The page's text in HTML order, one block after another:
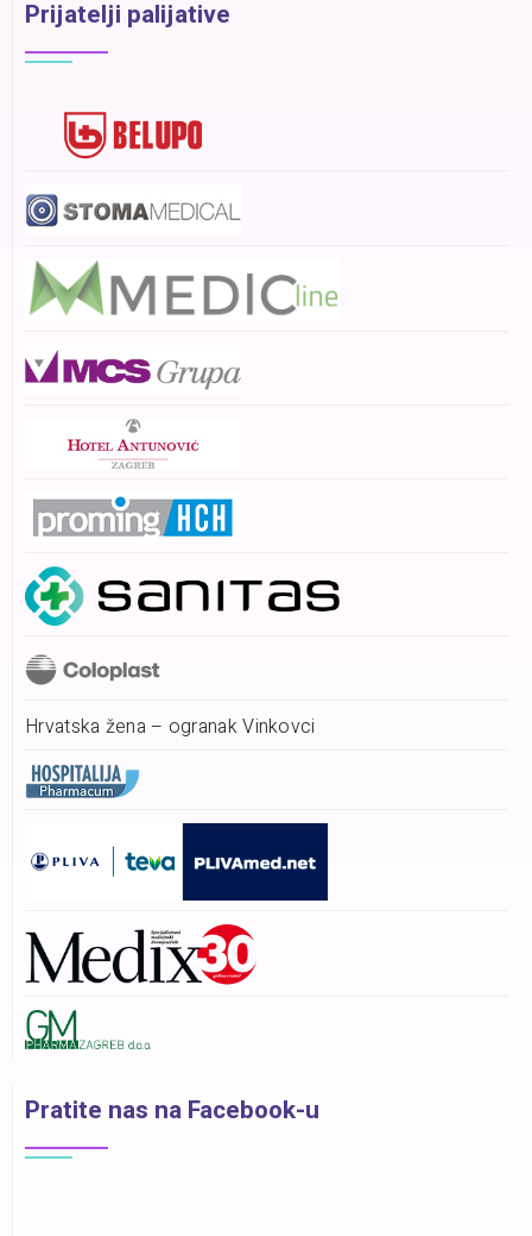
Prijatelji palijative
Hrvatska žena – ogranak Vinkovci
Pratite nas na Facebook-u